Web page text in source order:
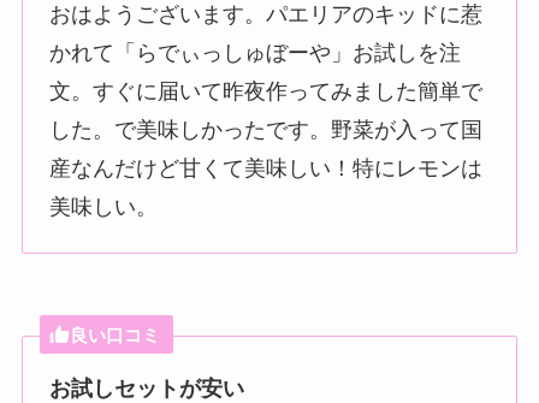
おはようございます。パエリアのキッドに惹
かれて「らでぃっしゅぼーや」お試しを注
文。すぐに届いて昨夜作ってみました簡単で
した。で美味しかったです。野菜が入って国
産なんだけど甘くて美味しい！特にレモンは
美味しい。
良い口コミ
お試しセットが安い